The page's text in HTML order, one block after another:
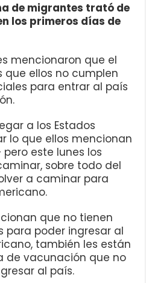
de migrantes trató de
los primeros días de
mencionaron que el
que ellos no cumplen
para entrar al país
a los Estados
lo que ellos mencionan
este lunes los
sobre todo del
a caminar para
que no tienen
para poder ingresar al
también les están
de vacunación que no
al país.